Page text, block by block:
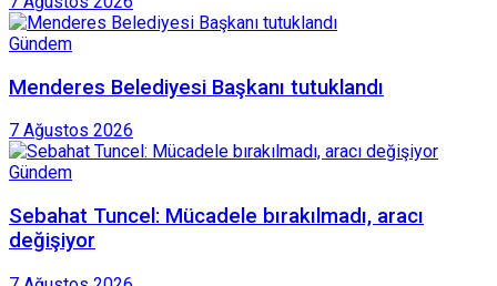
Gündem
Menderes Belediyesi Başkanı tutuklandı
7 Ağustos 2026
Gündem
Sebahat Tuncel: Mücadele bırakılmadı, aracı
değişiyor